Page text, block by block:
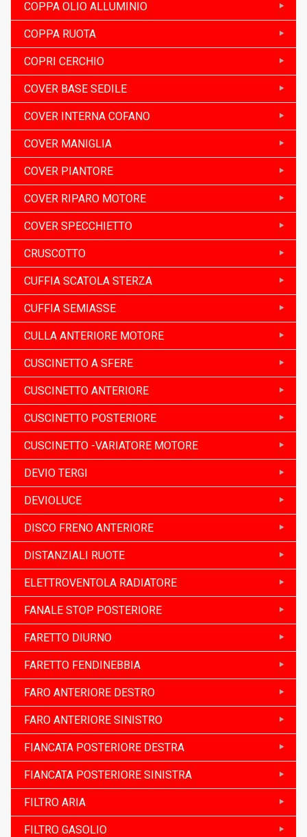
COPPA OLIO ALLUMINIO
COPPA RUOTA
COPRI CERCHIO
COVER BASE SEDILE
COVER INTERNA COFANO
COVER MANIGLIA
COVER PIANTORE
COVER RIPARO MOTORE
COVER SPECCHIETTO
CRUSCOTTO
CUFFIA SCATOLA STERZA
CUFFIA SEMIASSE
CULLA ANTERIORE MOTORE
CUSCINETTO A SFERE
CUSCINETTO ANTERIORE
CUSCINETTO POSTERIORE
CUSCINETTO -VARIATORE MOTORE
DEVIO TERGI
DEVIOLUCE
DISCO FRENO ANTERIORE
DISTANZIALI RUOTE
ELETTROVENTOLA RADIATORE
FANALE STOP POSTERIORE
FARETTO DIURNO
FARETTO FENDINEBBIA
FARO ANTERIORE DESTRO
FARO ANTERIORE SINISTRO
FIANCATA POSTERIORE DESTRA
FIANCATA POSTERIORE SINISTRA
FILTRO ARIA
FILTRO GASOLIO